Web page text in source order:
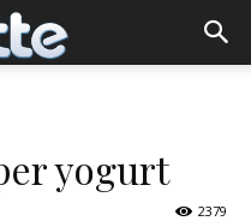
yogurt
2379